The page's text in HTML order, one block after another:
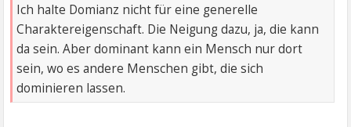
Ich halte Domianz nicht für eine generelle
Charaktereigenschaft. Die Neigung dazu, ja, die kann
da sein. Aber dominant kann ein Mensch nur dort
sein, wo es andere Menschen gibt, die sich
dominieren lassen.